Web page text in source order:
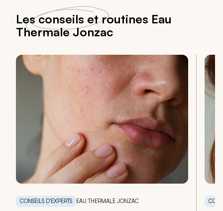
Les conseils et routines Eau
Thermale Jonzac
CONSEILS D'EXPERTS EAU THERMALE JONZAC